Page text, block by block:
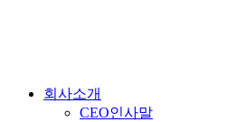
회사소개
CEO인사말